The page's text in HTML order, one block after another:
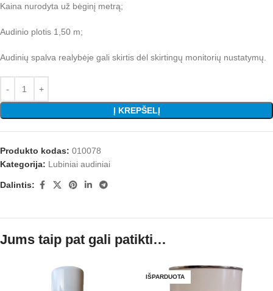
Kaina nurodyta už bėginį metrą;
Audinio plotis 1,50 m;
Audinių spalva realybėje gali skirtis dėl skirtingų monitorių nustatymų.
Į KREPŠELĮ
Produkto kodas: 010078
Kategorija: Lubiniai audiniai
Dalintis:
Jums taip pat gali patikti…
IŠPARDUOTA